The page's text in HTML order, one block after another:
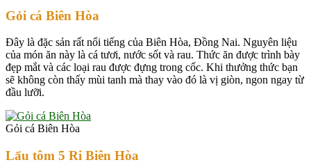
Gỏi cá Biên Hòa
Đây là đặc sản rất nổi tiếng của Biên Hòa, Đồng Nai. Nguyên liệu
của món ăn này là cá tươi, nước sốt và rau. Thức ăn được trình bày
đẹp mắt và các loại rau được đựng trong cốc. Khi thưởng thức bạn
sẽ không còn thấy mùi tanh mà thay vào đó là vị giòn, ngon ngay từ
đầu lưỡi.
Gỏi cá Biên Hòa
Lẩu tôm 5 Ri Biên Hòa